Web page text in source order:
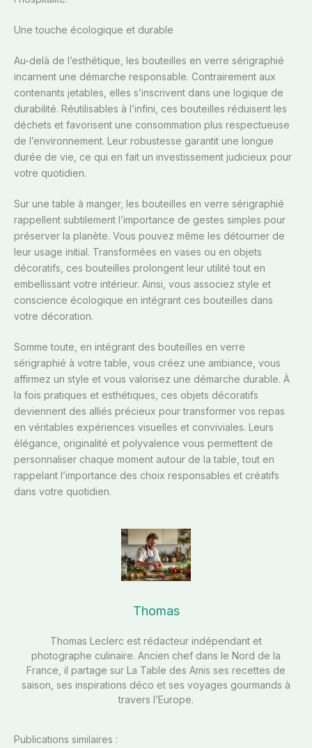
Une touche écologique et durable
Au-delà de l’esthétique, les bouteilles en verre sérigraphié
incarnent une démarche responsable. Contrairement aux
contenants jetables, elles s’inscrivent dans une logique de
durabilité. Réutilisables à l’infini, ces bouteilles réduisent les
déchets et favorisent une consommation plus respectueuse
de l’environnement. Leur robustesse garantit une longue
durée de vie, ce qui en fait un investissement judicieux pour
votre quotidien.
Sur une table à manger, les bouteilles en verre sérigraphié
rappellent subtilement l’importance de gestes simples pour
préserver la planète. Vous pouvez même les détourner de
leur usage initial. Transformées en vases ou en objets
décoratifs, ces bouteilles prolongent leur utilité tout en
embellissant votre intérieur. Ainsi, vous associez style et
conscience écologique en intégrant ces bouteilles dans
votre décoration.
Somme toute, en intégrant des bouteilles en verre
sérigraphié à votre table, vous créez une ambiance, vous
affirmez un style et vous valorisez une démarche durable. À
la fois pratiques et esthétiques, ces objets décoratifs
deviennent des alliés précieux pour transformer vos repas
en véritables expériences visuelles et conviviales. Leurs
élégance, originalité et polyvalence vous permettent de
personnaliser chaque moment autour de la table, tout en
rappelant l’importance des choix responsables et créatifs
dans votre quotidien.
Thomas
Thomas Leclerc est rédacteur indépendant et
photographe culinaire. Ancien chef dans le Nord de la
France, il partage sur La Table des Amis ses recettes de
saison, ses inspirations déco et ses voyages gourmands à
travers l’Europe.
Publications similaires :